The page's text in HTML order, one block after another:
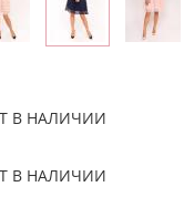
В НАЛИЧИИ
В НАЛИЧИИ